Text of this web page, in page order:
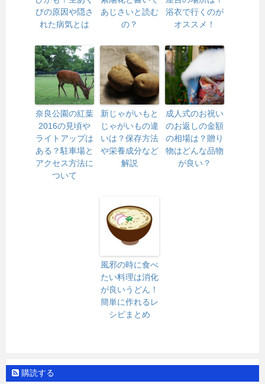
びの原因や隠さ
れた病気とは
あじさいと読む
の？
浴衣で行くのが
オススメ！
奈良公園の紅葉
2016の見頃や
ライトアップは
ある？駐車場と
アクセス方法に
ついて
新じゃがいもと
じゃがいもの違
いは？保存方法
や栄養成分など
解説
成人式のお祝い
のお返しの金額
の相場は？贈り
物はどんな品物
が良い？
風邪の時に食べ
たい料理は消化
が良いうどん！
簡単に作れるレ
シピまとめ
購読する